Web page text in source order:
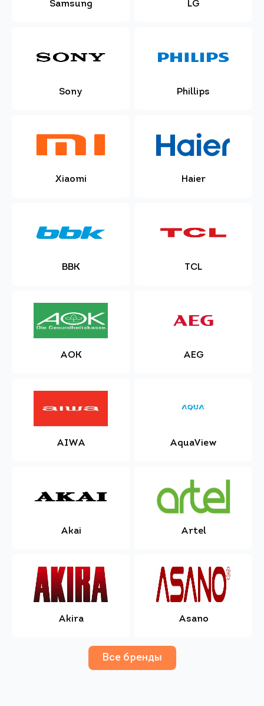
Samsung LG
Sony Phillips
Xiaomi Haier
BBK TCL
AOK AEG
AIWA AquaView
Akai Artel
Akira Asano
Все бренды